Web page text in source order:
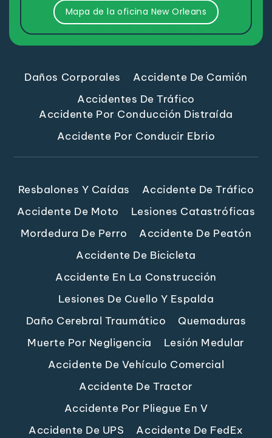
Mapa de la oficina New Orleans
Daños Corporales
Accidente De Camión
Accidentes De Tráfico
Accidente Por Conducción Distraída
Accidente Por Conducir Ebrio
Resbalones Y Caídas
Accidente De Tráfico
Accidente De Moto
Lesiones Catastróficas
Mordedura De Perro
Accidente De Peatón
Accidente De Bicicleta
Accidente En La Construcción
Lesiones De Cuello Y Espalda
Daño Cerebral Traumático
Quemaduras
Muerte Por Negligencia
Lesión Medular
Accidente De Vehículo Comercial
Accidente De Tractor
Accidente Por Pliegue En V
Accidente De UPS
Accidente De FedEx